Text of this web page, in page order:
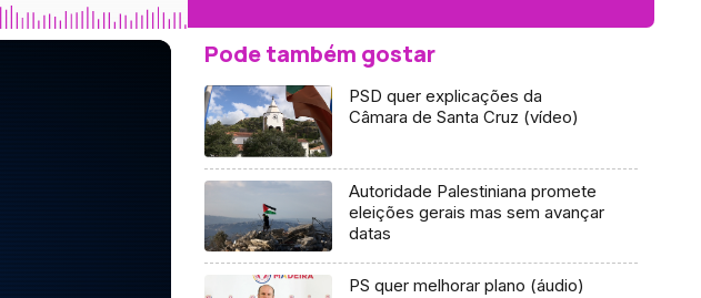
Pode também gostar
PSD quer explicações da
Câmara de Santa Cruz (vídeo)
Autoridade Palestiniana promete
eleições gerais mas sem avançar
datas
PS quer melhorar plano (áudio)